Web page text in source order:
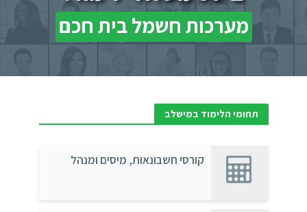
מערכות חשמל בית חכם
תחומי הלימוד במישלב
קורסי חשבונאות, מיסים ומנהל